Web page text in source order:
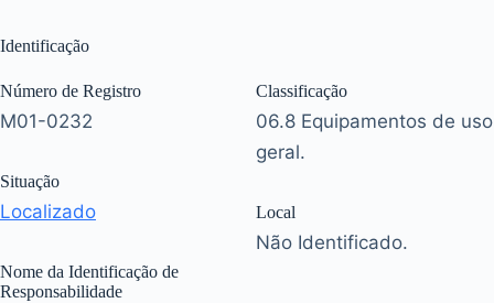
Identificação
Número de Registro
M01-0232
Situação
Localizado
Nome da Identificação de
Responsabilidade
Classificação
06.8 Equipamentos de uso
geral.
Local
Não Identificado.